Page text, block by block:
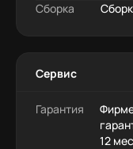
Сборка
Сервис
Гарантия
12